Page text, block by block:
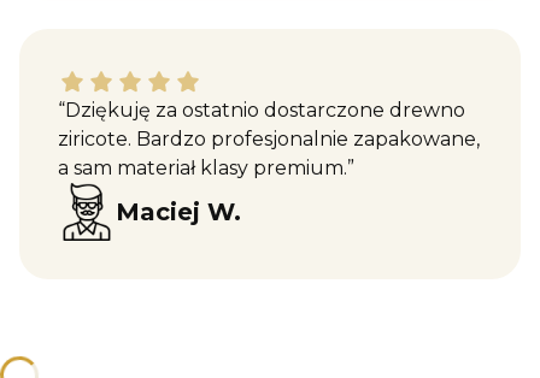
Maciej W. dał ocenę: 5
“Dziękuję za ostatnio dostarczone drewno
ziricote. Bardzo profesjonalnie zapakowane,
a sam materiał klasy premium.”
Maciej W.